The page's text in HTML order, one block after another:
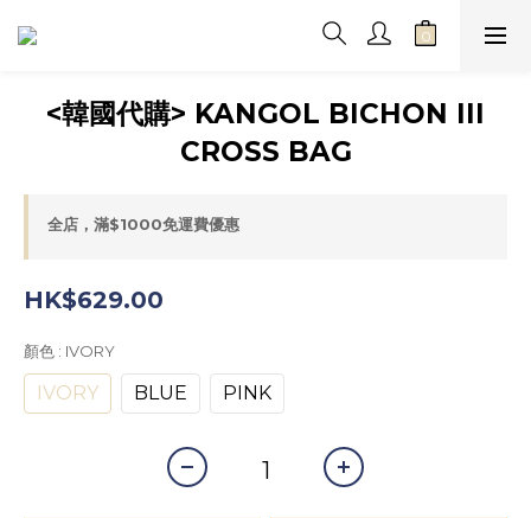
<韓國代購> KANGOL BICHON III
CROSS BAG
全店，滿$1000免運費優惠
HK$629.00
顏色 : IVORY
IVORY BLUE PINK